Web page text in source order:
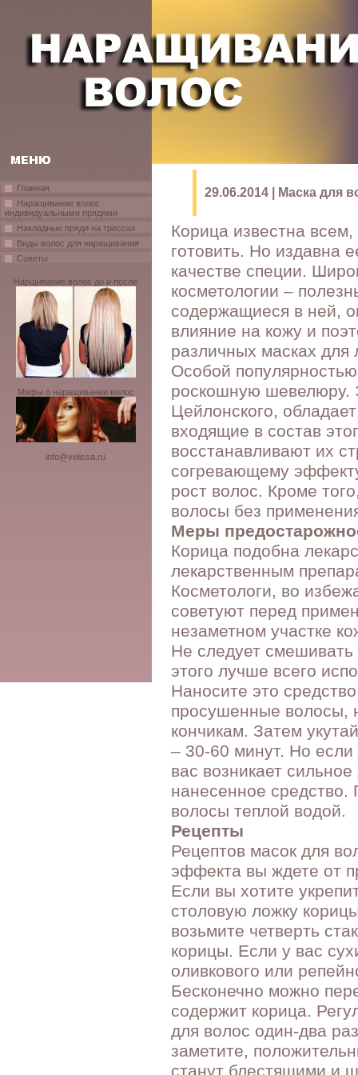
Главная
Наращивание волос
индивидуальными прядями
Накладные пряди на трессах
Виды волос для наращивания
Советы
Нарщивание волос до и после
Мифы о наращивании волос
info@velissa.ru
29.06.2014 | Маска для
Корица известна
готовить. Но издавна
качестве специи.
косметологии –
содержащиеся в ней,
влияние на кожу и
различных масках для
Особой популярностью
роскошную шевелюру.
Цейлонского,
входящие в состав
восстанавливают их
согревающему
рост волос. Кроме
волосы без
Меры
Корица подобна
лекарственным
Косметологи, во
советуют перед
незаметном участке
Не следует смешивать
этого лучше всего
Наносите это
просушенные волосы,
кончикам. Затем
– 30-60 минут. Но
вас возникает
нанесенное
волосы теплой водой.
Рецепты
Рецептов масок для
эффекта вы ждете от
Если вы хотите
столовую ложку
возьмите четверть
корицы. Если у вас
оливкового или
Бесконечно можно
содержит корица.
для волос один-два
заметите,
станут блестящими и